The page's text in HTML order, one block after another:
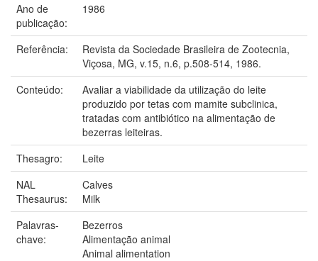
Ano de
publicação:
1986
Referência:
Revista da Sociedade Brasileira de Zootecnia,
Viçosa, MG, v.15, n.6, p.508-514, 1986.
Conteúdo:
Avaliar a viabilidade da utilização do leite
produzido por tetas com mamite subclinica,
tratadas com antibiótico na alimentação de
bezerras leiteiras.
Thesagro:
Leite
NAL
Thesaurus:
Calves
Milk
Palavras-
chave:
Bezerros
Alimentação animal
Animal alimentation